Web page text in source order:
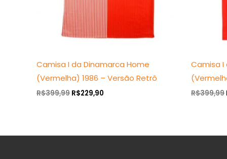
Camisa I da Dinamarca Home
(Vermelha) 1986 – Versão Retrô
R$399,99 R$229,90
Camisa I
R$399,99